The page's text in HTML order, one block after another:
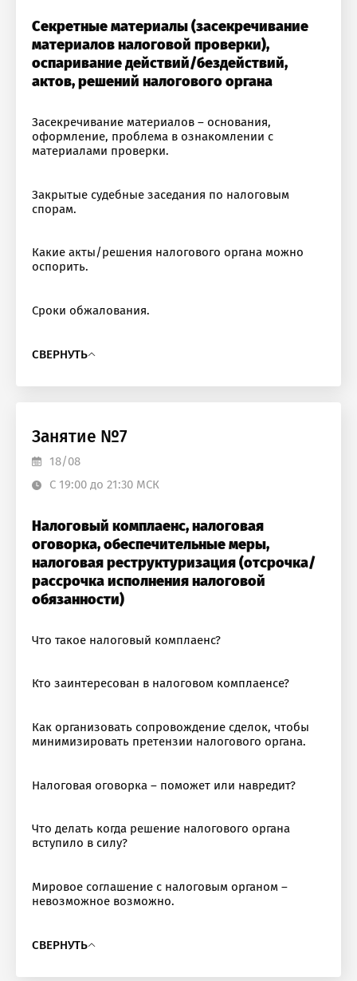
Секретные материалы (засекречивание
материалов налоговой проверки),
оспаривание действий/бездействий,
актов, решений налогового органа
Засекречивание материалов – основания,
оформление, проблема в ознакомлении с
материалами проверки.
Закрытые судебные заседания по налоговым
спорам.
Какие акты/решения налогового органа можно
оспорить.
Сроки обжалования.
СВЕРНУТЬ
Занятие №7
18/08
С 19:00 до 21:30 МСК
Налоговый комплаенс, налоговая
оговорка, обеспечительные меры,
налоговая реструктуризация (отсрочка/
рассрочка исполнения налоговой
обязанности)
Что такое налоговый комплаенс?
Кто заинтересован в налоговом комплаенсе?
Как организовать сопровождение сделок, чтобы
минимизировать претензии налогового органа.
Налоговая оговорка – поможет или навредит?
Что делать когда решение налогового органа
вступило в силу?
Мировое соглашение с налоговым органом –
невозможное возможно.
СВЕРНУТЬ
на вебинар
по налоговым спорам